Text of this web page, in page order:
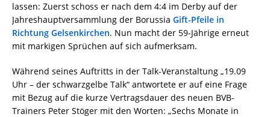
lassen: Zuerst schoss er nach dem 4:4 im Derby auf der
Jahreshauptversammlung der Borussia Gift-Pfeile in
Richtung Gelsenkirchen. Nun macht der 59-Jährige erneut
mit markigen Sprüchen auf sich aufmerksam.
Während seines Auftritts in der Talk-Veranstaltung „19.09
Uhr – der schwarzgelbe Talk“ antwortete er auf eine Frage
mit Bezug auf die kurze Vertragsdauer des neuen BVB-
Trainers Peter Stöger mit den Worten: „Sechs Monate in